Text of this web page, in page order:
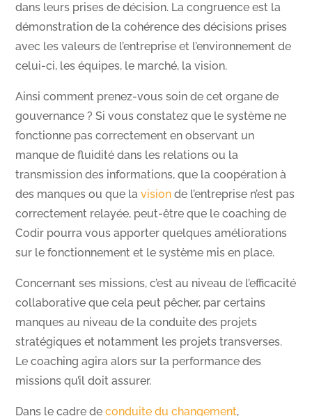
dans leurs prises de décision. La congruence est la
démonstration de la cohérence des décisions prises
avec les valeurs de l’entreprise et l’environnement de
celui-ci, les équipes, le marché, la vision.
Ainsi comment prenez-vous soin de cet organe de
gouvernance ? Si vous constatez que le système ne
fonctionne pas correctement en observant un
manque de fluidité dans les relations ou la
transmission des informations, que la coopération à
des manques ou que la visionde l’entreprise n’est pas
correctement relayée, peut-être que le coaching de
Codir pourra vous apporter quelques améliorations
sur le fonctionnement et le système mis en place.
Concernant ses missions, c’est au niveau de l’efficacité
collaborative que cela peut pêcher, par certains
manques au niveau de la conduite des projets
stratégiques et notamment les projets transverses.
Le coaching agira alors sur la performance des
missions qu’il doit assurer.
Dans le cadre deconduite du changement,